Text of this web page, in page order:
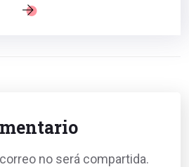
no será compartida.